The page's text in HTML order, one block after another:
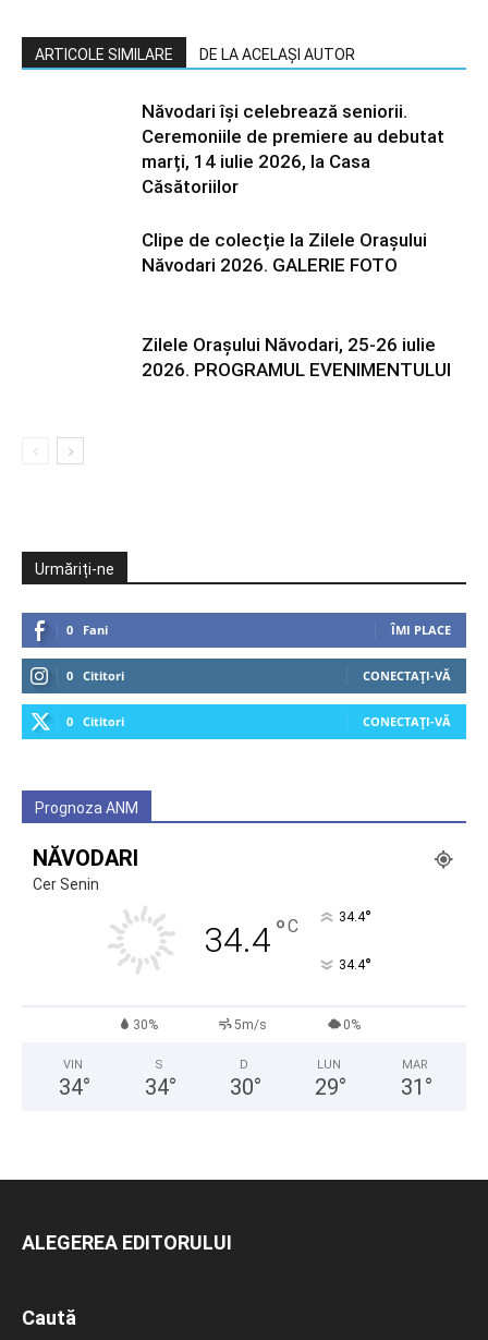
ARTICOLE SIMILARE DE LA ACELAȘI AUTOR
Năvodari își celebrează seniorii.
Ceremoniile de premiere au debutat
marți, 14 iulie 2026, la Casa
Căsătoriilor
Clipe de colecție la Zilele Orașului
Năvodari 2026. GALERIE FOTO
Zilele Orașului Năvodari, 25-26 iulie
2026. PROGRAMUL EVENIMENTULUI
Urmăriți-ne
0 Fani ÎMI PLACE
0 Cititori CONECTAȚI-VĂ
0 Cititori CONECTAȚI-VĂ
Prognoza ANM
NĂVODARI
Cer Senin
34.4°C 34.4°
34.4°
30% 5m/s 0%
VIN
34°
S
34°
D
30°
LUN
29°
MAR
31 °
ALEGEREA EDITORULUI
Caută